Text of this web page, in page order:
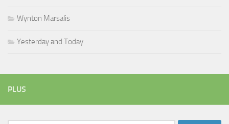
Wynton Marsalis
Yesterday and Today
PLUS